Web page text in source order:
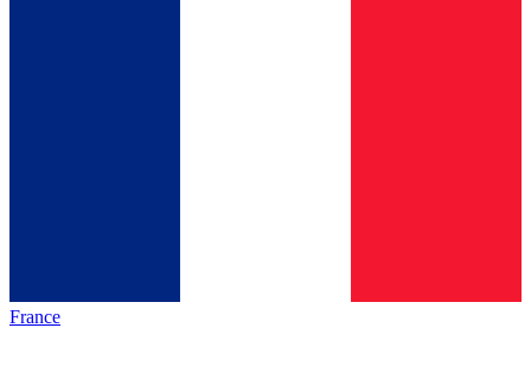
France